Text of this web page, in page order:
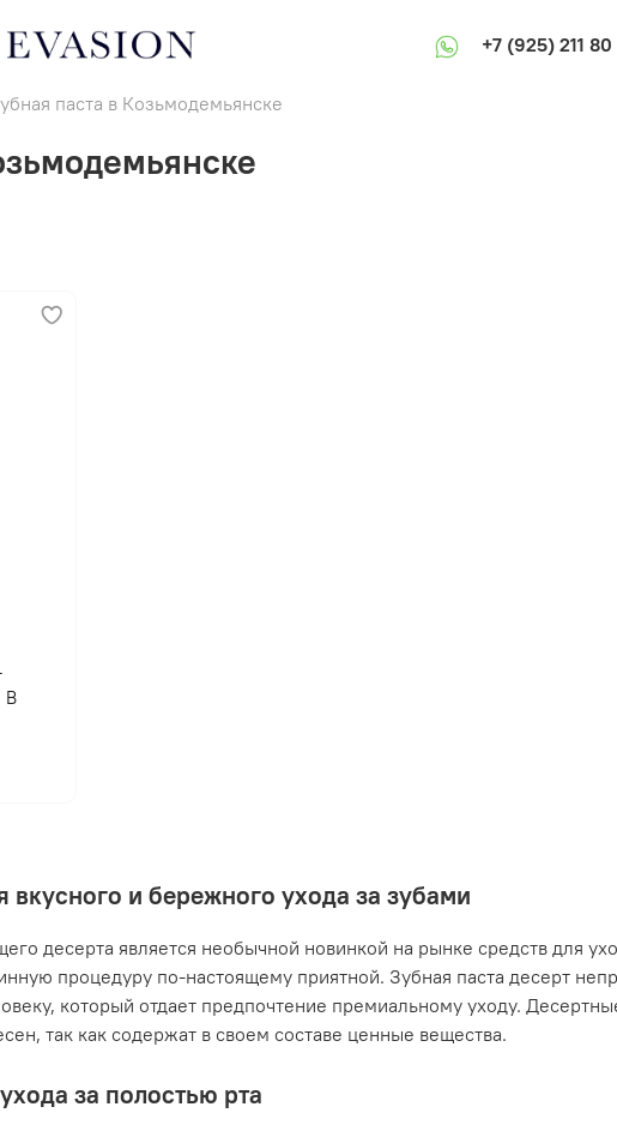
+7 (925) 211
паста в Козьмодемьянске
В
вкусного и бережного ухода за зубами
десерта является необычной новинкой на рынке средств для
процедуру по-настоящему приятной. Зубная паста десерт
который отдает предпочтение премиальному уходу.
так как содержат в своем составе ценные вещества.
за полостью рта